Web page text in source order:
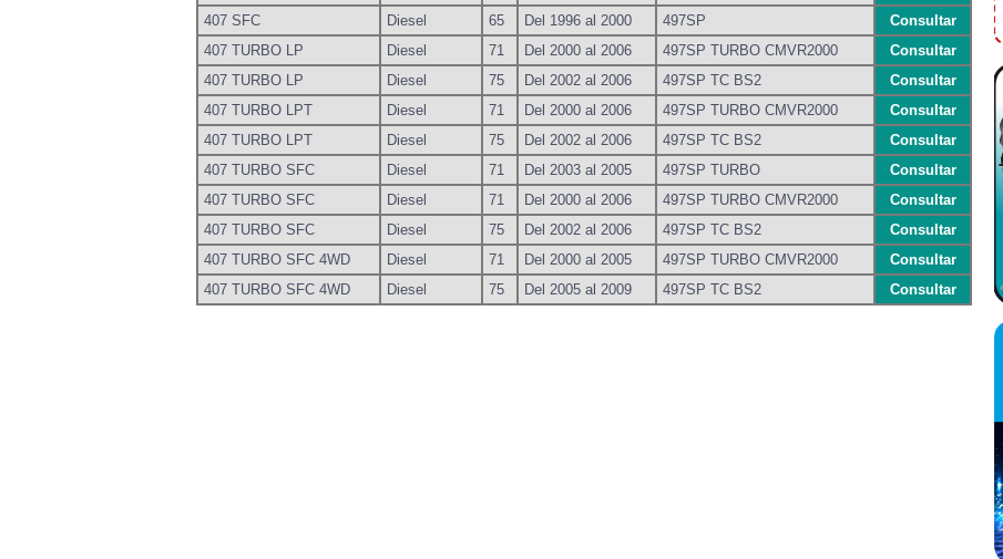
407 SFC
Diesel 65 Del 1996 al 2000 497SP
Consultar
407 TURBO LP
Diesel 71 Del 2000 al 2006 497SP TURBO CMVR2000
Consultar
407 TURBO LP
Diesel 75 Del 2002 al 2006 497SP TC BS2
Consultar
407 TURBO LPT
Diesel 71 Del 2000 al 2006 497SP TURBO CMVR2000
Consultar
407 TURBO LPT
Diesel 75 Del 2002 al 2006 497SP TC BS2
Consultar
407 TURBO SFC
Diesel 71 Del 2003 al 2005 497SP TURBO
Consultar
407 TURBO SFC
Diesel 71 Del 2000 al 2006 497SP TURBO CMVR2000
Consultar
407 TURBO SFC
Diesel 75 Del 2002 al 2006 497SP TC BS2
Consultar
407 TURBO SFC 4WD
Diesel 71 Del 2000 al 2005 497SP TURBO CMVR2000
Consultar
407 TURBO SFC 4WD
Diesel 75 Del 2005 al 2009 497SP TC BS2 Consultar